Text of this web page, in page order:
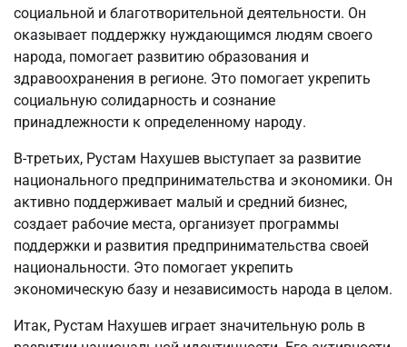
социальной и благотворительной деятельности. Он
оказывает поддержку нуждающимся людям своего
народа, помогает развитию образования и
здравоохранения в регионе. Это помогает укрепить
социальную солидарность и сознание
принадлежности к определенному народу.
В-третьих, Рустам Нахушев выступает за развитие
национального предпринимательства и экономики. Он
активно поддерживает малый и средний бизнес,
создает рабочие места, организует программы
поддержки и развития предпринимательства своей
национальности. Это помогает укрепить
экономическую базу и независимость народа в целом.
Итак, Рустам Нахушев играет значительную роль в